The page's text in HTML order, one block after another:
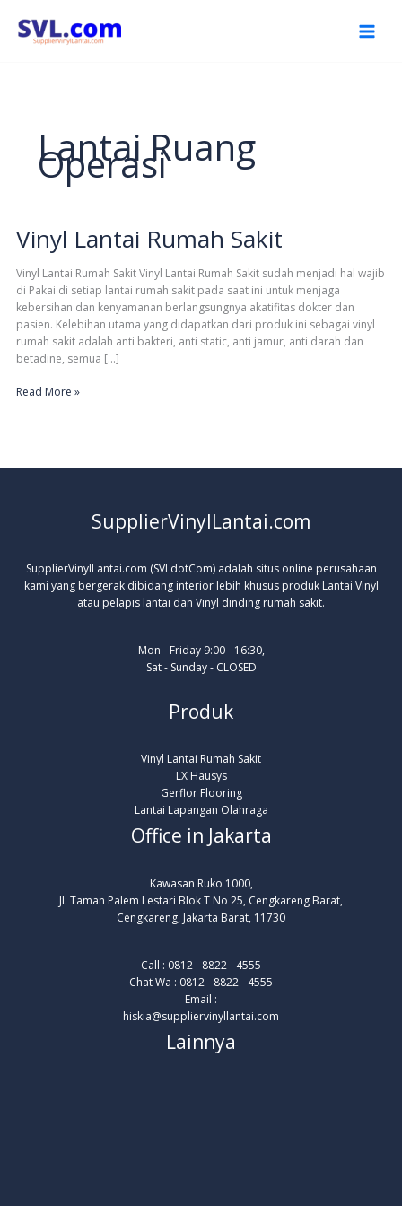
content
Lantai Ruang
Operasi
Vinyl Lantai Rumah Sakit
Vinyl Lantai Rumah Sakit Vinyl Lantai Rumah Sakit sudah menjadi hal wajib
di Pakai di setiap lantai rumah sakit pada saat ini untuk menjaga
kebersihan dan kenyamanan berlangsungnya akatifitas dokter dan
pasien. Kelebihan utama yang didapatkan dari produk ini sebagai vinyl
rumah sakit adalah anti bakteri, anti static, anti jamur, anti darah dan
betadine, semua […]
Vinyl
Lantai
Rumah
Sakit
Read More »
SupplierVinylLantai.com
SupplierVinylLantai.com (SVLdotCom) adalah situs online perusahaan
kami yang bergerak dibidang interior lebih khusus produk Lantai Vinyl
atau pelapis lantai dan Vinyl dinding rumah sakit.
Mon - Friday 9:00 - 16:30,
Sat - Sunday - CLOSED
Produk
Vinyl Lantai Rumah Sakit
LX Hausys
Gerflor Flooring
Lantai Lapangan Olahraga
Office in Jakarta
Kawasan Ruko 1000,
Jl. Taman Palem Lestari Blok T No 25, Cengkareng Barat,
Cengkareng, Jakarta Barat, 11730
Call : 0812 - 8822 - 4555
Chat Wa : 0812 - 8822 - 4555
Email :
hiskia@suppliervinyllantai.com
Lainnya